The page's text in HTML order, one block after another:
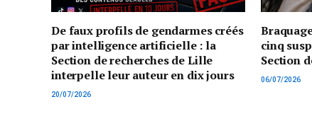
De faux profils de gendarmes créés
par intelligence artificielle : la
Section de recherches de Lille
interpelle leur auteur en dix jours
20/07/2026
cinq
Section
06/07/2026